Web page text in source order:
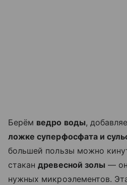
Берём ведро воды,
ложке суперфосфата и
большей пользы можно
стакандревесной золы —
нужных микроэлементов.